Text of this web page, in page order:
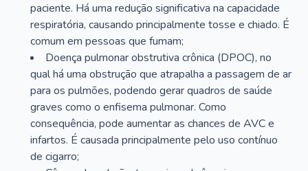
paciente. Há uma redução significativa na capacidade
respiratória, causando principalmente tosse e chiado. É
comum em pessoas que fumam;
Doença pulmonar obstrutiva crônica (DPOC), no
qual há uma obstrução que atrapalha a passagem de ar
para os pulmões, podendo gerar quadros de saúde
graves como o enfisema pulmonar. Como
consequência, pode aumentar as chances de AVC e
infartos. É causada principalmente pelo uso contínuo
de cigarro;